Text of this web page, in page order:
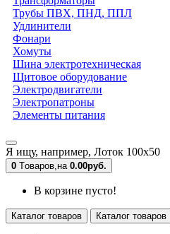
Трубы ПВХ, ПНД, ППЛ
Удлинители
Фонари
Хомуты
Шина электротехническая
Щитовое оборудование
Электродвигатели
Электропатроны
Элементы питания
Я ищу, например, Лоток 100х50
0 Tоваров,на 0.00руб.
В корзине пусто!
Каталог товаров Каталог товаров